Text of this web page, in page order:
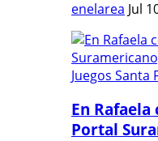
enelarea Jul
En
Portal